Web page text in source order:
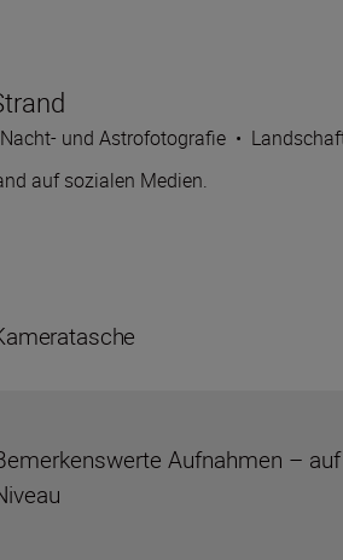
Nacht- und Astrofotografie •
auf sozialen Medien.
Aufnahmen –